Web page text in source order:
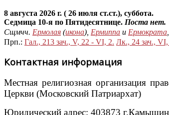
8 августа 2026 г. ( 26 июля ст.ст.), суббота.
Седмица 10-я по Пятидесятнице. Поста нет.
Сщмчч. Ермолая (икона), Ермиппа и Ермократа
Прп.: Гал., 213 зач., V, 22 - VI, 2. Лк., 24 зач.,
Контактная информация
Местная религиозная организация
Церкви (Московский Патриархат)
Юридический адрес: 403873 г.Камышин